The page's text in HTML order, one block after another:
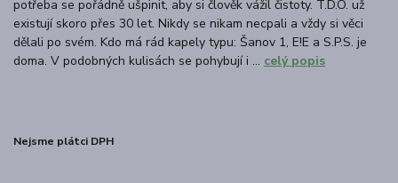
potřeba se pořádně ušpinit, aby si člověk vážil čistoty. T.D.O. už
existují skoro přes 30 let. Nikdy se nikam necpali a vždy si věci
dělali po svém. Kdo má rád kapely typu: Šanov 1, E!E a S.P.S. je
doma. V podobných kulisách se pohybují i ... celý popis
Nejsme plátci DPH